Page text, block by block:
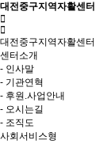
대전중구지역자활센터
대전중구지역자활센터
센터소개
- 인사말
- 기관연혁
- 후원.사업안내
- 오시는길
- 조직도
사회서비스형